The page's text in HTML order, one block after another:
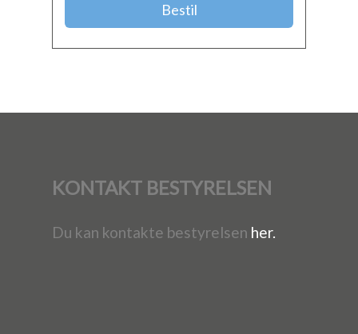
Bestil
KONTAKT BESTYRELSEN
Du kan kontakte bestyrelsen her.